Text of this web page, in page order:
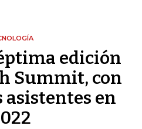
edición
Summit, con
asistentes en